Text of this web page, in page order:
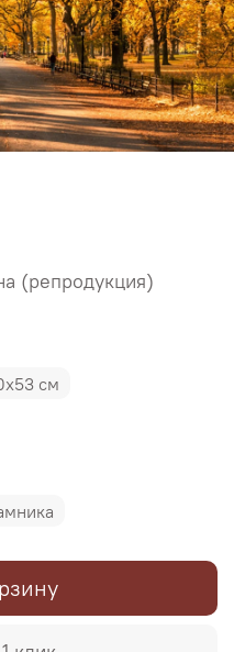
(репродукция)
см